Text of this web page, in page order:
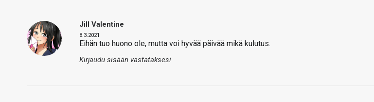
Jill Valentine
8.3.2021
Eihän tuo huono ole, mutta voi hyvää päivää mikä kulutus.
Kirjaudu sisään vastataksesi